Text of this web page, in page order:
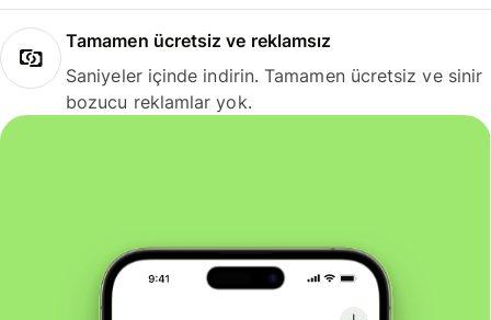
Tamamen ücretsiz ve reklamsız
Saniyeler içinde indirin. Tamamen ücretsiz ve sinir
bozucu reklamlar yok.